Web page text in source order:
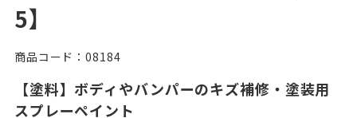
5】
商品コード：08184
【塗料】ボディやバンパーのキズ補修・塗装用
スプレーペイント